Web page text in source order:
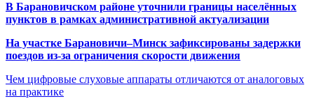
В Барановичском районе уточнили границы населённых
пунктов в рамках административной актуализации
На участке Барановичи–Минск зафиксированы задержки
поездов из-за ограничения скорости движения
Чем цифровые слуховые аппараты отличаются от аналоговых
на практике